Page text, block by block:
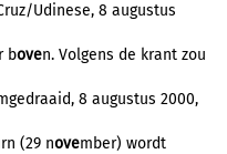
Udinese, 8 augustus
boven. Volgens de krant zou
8 augustus 2000,
(29 november) wordt